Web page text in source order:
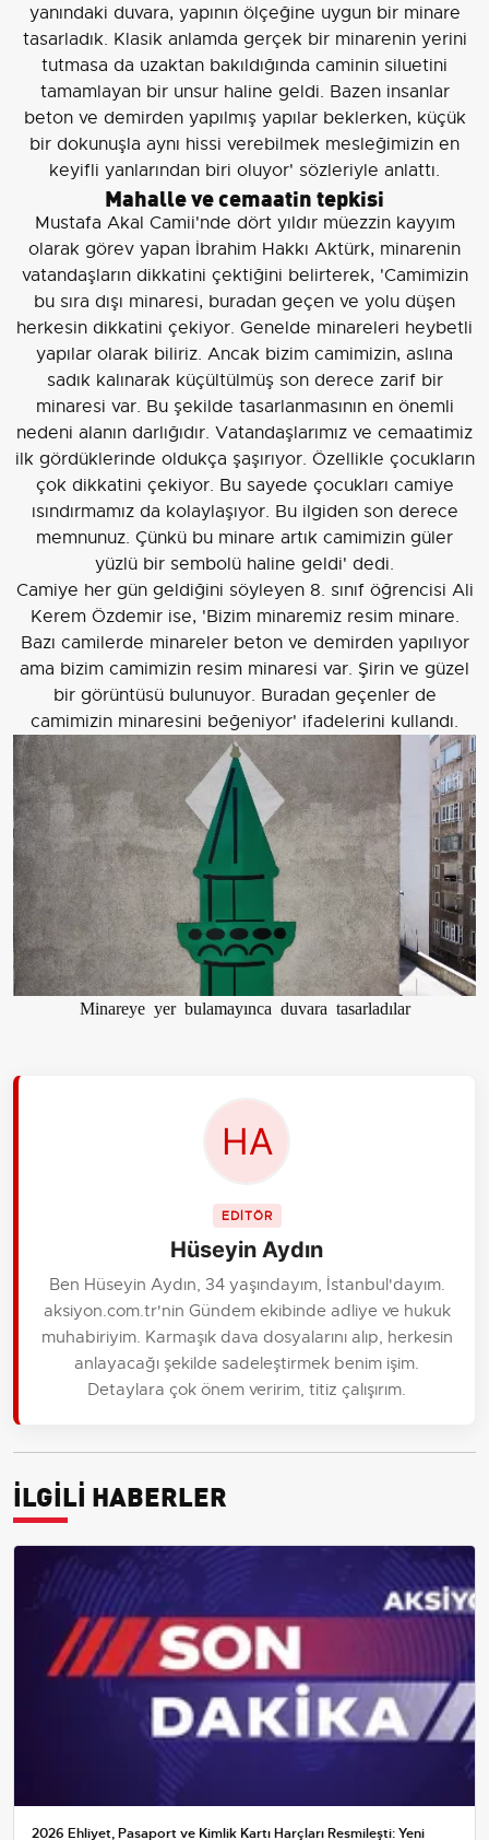
yanındaki duvara, yapının ölçeğine uygun bir minare
tasarladık. Klasik anlamda gerçek bir minarenin yerini
tutmasa da uzaktan bakıldığında caminin siluetini
tamamlayan bir unsur haline geldi. Bazen insanlar
beton ve demirden yapılmış yapılar beklerken, küçük
bir dokunuşla aynı hissi verebilmek mesleğimizin en
keyifli yanlarından biri oluyor' sözleriyle anlattı.
Mahalle ve cemaatin tepkisi
Mustafa Akal Camii'nde dört yıldır müezzin kayyım
olarak görev yapan İbrahim Hakkı Aktürk, minarenin
vatandaşların dikkatini çektiğini belirterek, 'Camimizin
bu sıra dışı minaresi, buradan geçen ve yolu düşen
herkesin dikkatini çekiyor. Genelde minareleri heybetli
yapılar olarak biliriz. Ancak bizim camimizin, aslına
sadık kalınarak küçültülmüş son derece zarif bir
minaresi var. Bu şekilde tasarlanmasının en önemli
nedeni alanın darlığıdır. Vatandaşlarımız ve cemaatimiz
ilk gördüklerinde oldukça şaşırıyor. Özellikle çocukların
çok dikkatini çekiyor. Bu sayede çocukları camiye
ısındırmamız da kolaylaşıyor. Bu ilgiden son derece
memnunuz. Çünkü bu minare artık camimizin güler
yüzlü bir sembolü haline geldi' dedi.
Camiye her gün geldiğini söyleyen 8. sınıf öğrencisi Ali
Kerem Özdemir ise, 'Bizim minaremiz resim minare.
Bazı camilerde minareler beton ve demirden yapılıyor
ama bizim camimizin resim minaresi var. Şirin ve güzel
bir görüntüsü bulunuyor. Buradan geçenler de
camimizin minaresini beğeniyor' ifadelerini kullandı.
Minareye yer bulamayınca duvara tasarladılar
EDİTÖR
Hüseyin Aydın
Ben Hüseyin Aydın, 34 yaşındayım, İstanbul'dayım.
aksiyon.com.tr'nin Gündem ekibinde adliye ve hukuk
muhabiriyim. Karmaşık dava dosyalarını alıp, herkesin
anlayacağı şekilde sadeleştirmek benim işim.
Detaylara çok önem veririm, titiz çalışırım.
İLGİLİ HABERLER
2026 Ehliyet, Pasaport ve Kimlik Kartı Harçları Resmileşti: Yeni